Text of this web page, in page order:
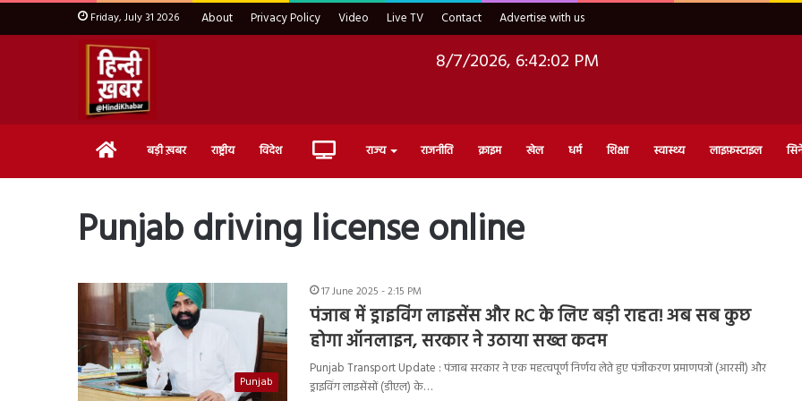
Friday, July 31 2026 About Privacy Policy Video Live TV Contact Advertise with us
8/7/2026, 6:42:03 PM
Home बड़ी ख़बर राष्ट्रीय विदेश Live राज्य राजनीति क्राइम खेल धर्म शिक्षा स्वास्थ्य लाइफ़स्टाइल
Punjab driving license online
Punjab
17 June 2025 - 2:15 PM
पंजाब में ड्राइविंग लाइसेंस और RC के लिए बड़ी राहत! अब सब कुछ
होगा ऑनलाइन, सरकार ने उठाया सख्त कदम
Punjab Transport Update : पंजाब सरकार ने एक महत्वपूर्ण निर्णय लेते हुए पंजीकरण प्रमाणपत्रों (आरसी) और
ड्राइविंग लाइसेंसों (डीएल) के…